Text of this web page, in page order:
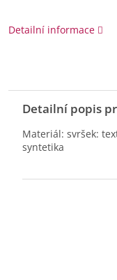
Detailní informace
Detailní popis
Materiál: svršek:
syntetika